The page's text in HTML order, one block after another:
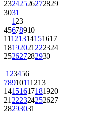
23242526272829
3031
1 23
45678910
11121314151617
18192021 222324
252627282930
1 23456
78910111213
14151617181920
21 222324252627
28293031